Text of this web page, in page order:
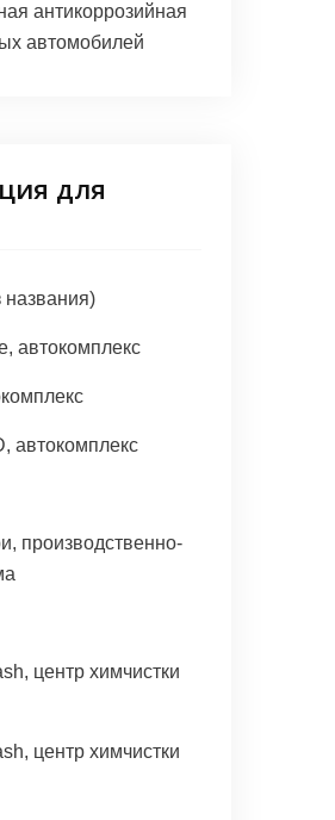
антикоррозийная
автомобилей
для
названия)
автокомплекс
автокомплекс
производственно-
центр химчистки
центр химчистки